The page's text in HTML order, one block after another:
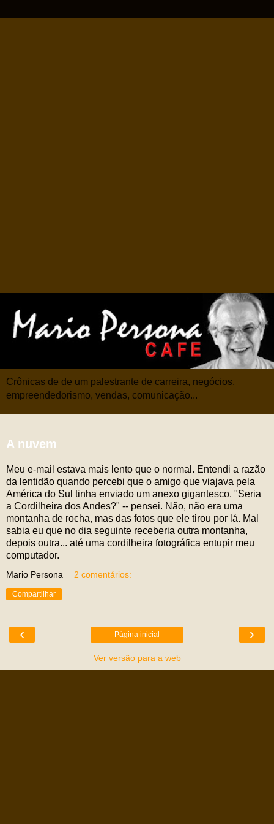
Crônicas de de um palestrante de carreira, negócios,
empreendedorismo, vendas, comunicação...
A nuvem
Meu e-mail estava mais lento que o normal. Entendi a razão
da lentidão quando percebi que o amigo que viajava pela
América do Sul tinha enviado um anexo gigantesco. "Seria
a Cordilheira dos Andes?" -- pensei. Não, não era uma
montanha de rocha, mas das fotos que ele tirou por lá. Mal
sabia eu que no dia seguinte receberia outra montanha,
depois outra... até uma cordilheira fotográfica entupir meu
computador.
Mario Persona 2 comentários:
Compartilhar
‹ ›
Página inicial
Ver versão para a web